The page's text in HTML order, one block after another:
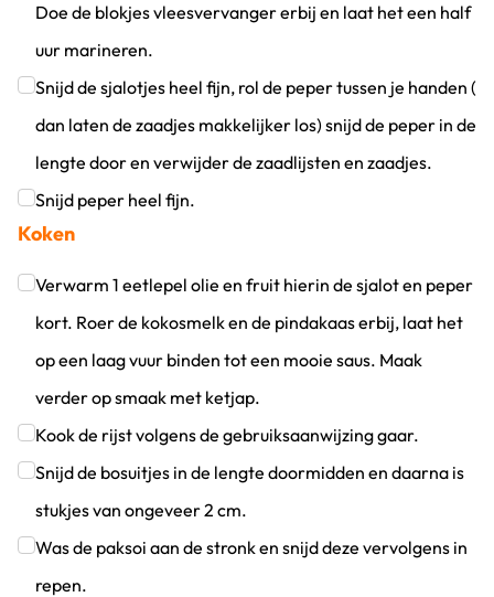
Doe de blokjes vleesvervanger erbij en laat het een half
uur marineren.
Klik om dit selectievakje aan te vinken
Snijd de sjalotjes heel fijn, rol de peper tussen je handen (
dan laten de zaadjes makkelijker los) snijd de peper in de
lengte door en verwijder de zaadlijsten en zaadjes.
Klik om dit selectievakje aan te vinken
Snijd peper heel fijn.
Klik om dit selectievakje aan te vinken
Koken
Verwarm 1 eetlepel olie en fruit hierin de sjalot en peper
kort. Roer de kokosmelk en de pindakaas erbij, laat het
op een laag vuur binden tot een mooie saus. Maak
verder op smaak met ketjap.
Klik om dit selectievakje aan te vinken
Kook de rijst volgens de gebruiksaanwijzing gaar.
Klik om dit selectievakje aan te vinken
Snijd de bosuitjes in de lengte doormidden en daarna is
stukjes van ongeveer 2 cm.
Klik om dit selectievakje aan te vinken
Was de paksoi aan de stronk en snijd deze vervolgens in
repen.